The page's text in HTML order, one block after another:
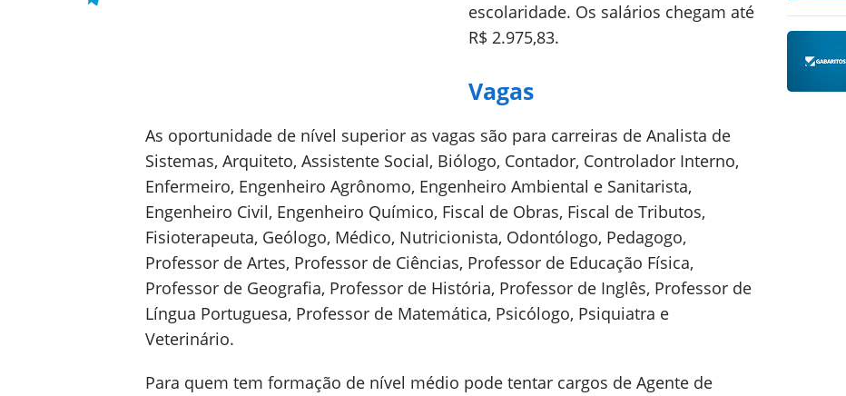
escolaridade. Os salários chegam até
R$ 2.975,83.
Vagas
As oportunidade de nível superior as vagas são para carreiras de Analista de
Sistemas, Arquiteto, Assistente Social, Biólogo, Contador, Controlador Interno,
Enfermeiro, Engenheiro Agrônomo, Engenheiro Ambiental e Sanitarista,
Engenheiro Civil, Engenheiro Químico, Fiscal de Obras, Fiscal de Tributos,
Fisioterapeuta, Geólogo, Médico, Nutricionista, Odontólogo, Pedagogo,
Professor de Artes, Professor de Ciências, Professor de Educação Física,
Professor de Geografia, Professor de História, Professor de Inglês, Professor de
Língua Portuguesa, Professor de Matemática, Psicólogo, Psiquiatra e
Veterinário.
Para quem tem formação de nível médio pode tentar cargos de Agente de